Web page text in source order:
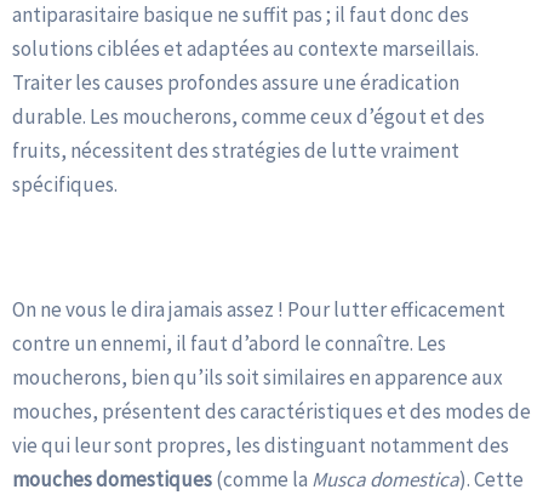
antiparasitaire basique ne suffit pas ; il faut donc des
solutions ciblées et adaptées au contexte marseillais.
Traiter les causes profondes assure une éradication
durable. Les moucherons, comme ceux d’égout et des
fruits, nécessitent des stratégies de lutte vraiment
spécifiques.
On ne vous le dira jamais assez ! Pour lutter efficacement
contre un ennemi, il faut d’abord le connaître. Les
moucherons, bien qu’ils soit similaires en apparence aux
mouches, présentent des caractéristiques et des modes de
vie qui leur sont propres, les distinguant notamment des
mouches domestiques(comme la Musca domestica). Cette